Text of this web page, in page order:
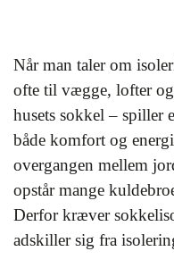
Når man taler om
ofte til vægge, lofter
husets sokkel – spiller
både komfort og
overgangen mellem
opstår mange
Derfor kræver
adskiller sig fra